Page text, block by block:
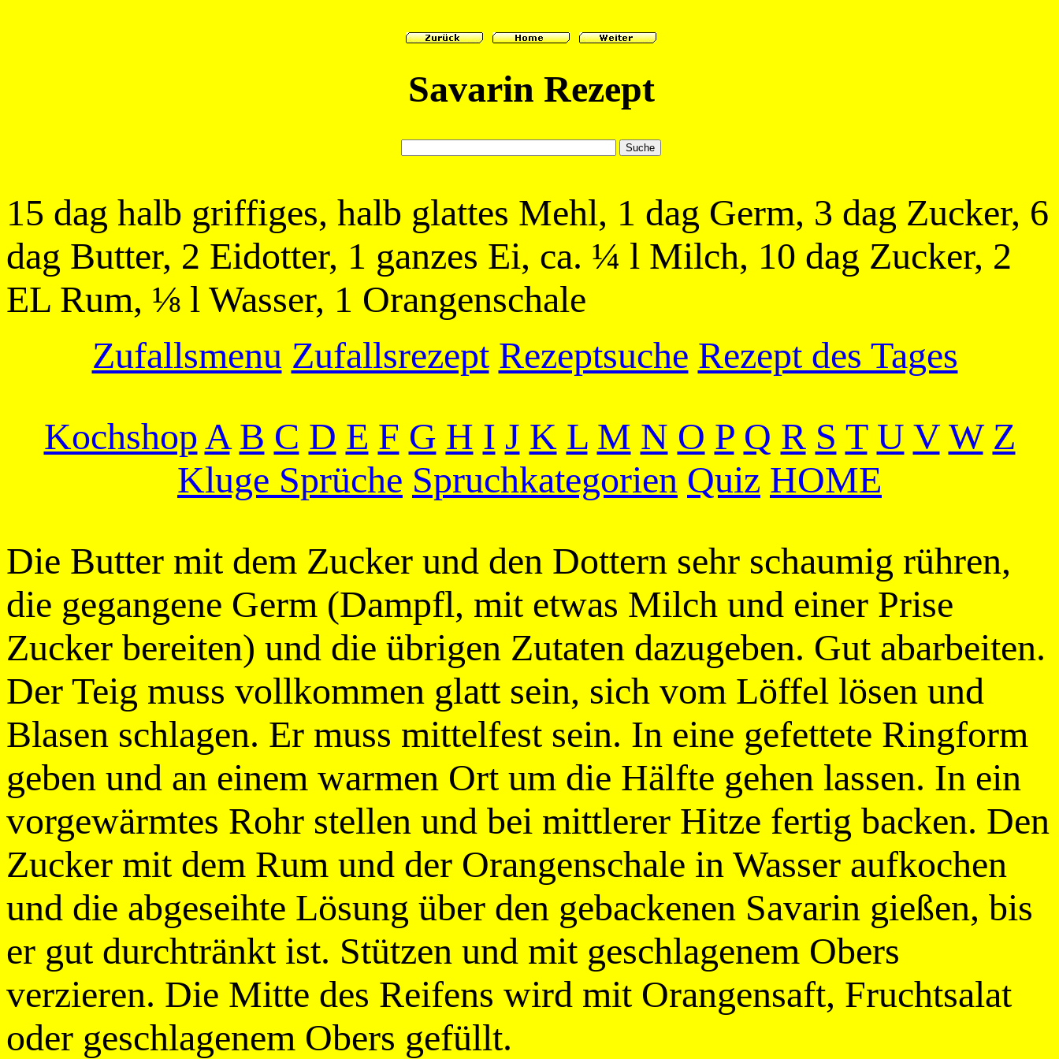
Savarin Rezept
15 dag halb griffiges, halb glattes Mehl, 1 dag Germ, 3 dag Zucker, 6
dag Butter, 2 Eidotter, 1 ganzes Ei, ca. ¼ l Milch, 10 dag Zucker, 2
EL Rum, ⅛ l Wasser, 1 Orangenschale
Zufallsmenu Zufallsrezept Rezeptsuche Rezept des Tages
KochshopA B C D E F G H I J K L M N O P Q R S T U V W Z
Kluge Sprüche Spruchkategorien Quiz HOME
Die Butter mit dem Zucker und den Dottern sehr schaumig rühren,
die gegangene Germ (Dampfl, mit etwas Milch und einer Prise
Zucker bereiten) und die übrigen Zutaten dazugeben. Gut abarbeiten.
Der Teig muss vollkommen glatt sein, sich vom Löffel lösen und
Blasen schlagen. Er muss mittelfest sein. In eine gefettete Ringform
geben und an einem warmen Ort um die Hälfte gehen lassen. In ein
vorgewärmtes Rohr stellen und bei mittlerer Hitze fertig backen. Den
Zucker mit dem Rum und der Orangenschale in Wasser aufkochen
und die abgeseihte Lösung über den gebackenen Savarin gießen, bis
er gut durchtränkt ist. Stützen und mit geschlagenem Obers
verzieren. Die Mitte des Reifens wird mit Orangensaft, Fruchtsalat
oder geschlagenem Obers gefüllt.